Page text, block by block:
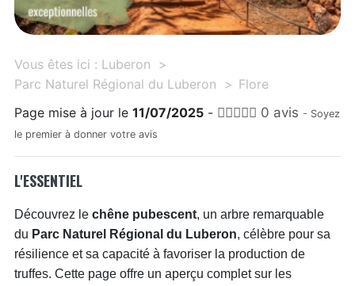
Vous êtes ici : Luberon
Parc Naturel Régional du Luberon
Flore
Page mise à jour le 11/07/2025- 0 avis - Soyez
le premier à donner votre avis
L'ESSENTIEL
Découvrez le chêne pubescent, un arbre remarquable
du Parc Naturel Régional du Luberon, célèbre pour sa
résilience et sa capacité à favoriser la production de
truffes. Cette page offre un aperçu complet sur les